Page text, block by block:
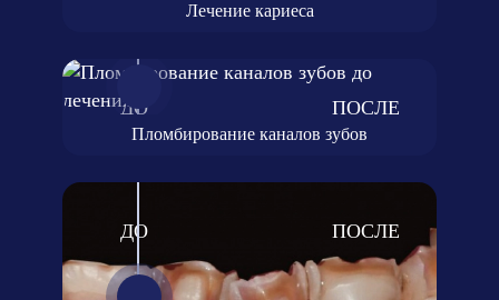
Лечение кариеса
Пломбирование каналов зубов